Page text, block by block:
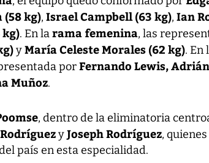
(58 kg), Israel Campbell (63 kg), Ian
kg). En larama femenina, las
yMaría Celeste Morales (62 kg). En
porFernando Lewis,
Muñoz.
, dentro de la eliminatoria
yJoseph Rodríguez,
país en esta especialidad.